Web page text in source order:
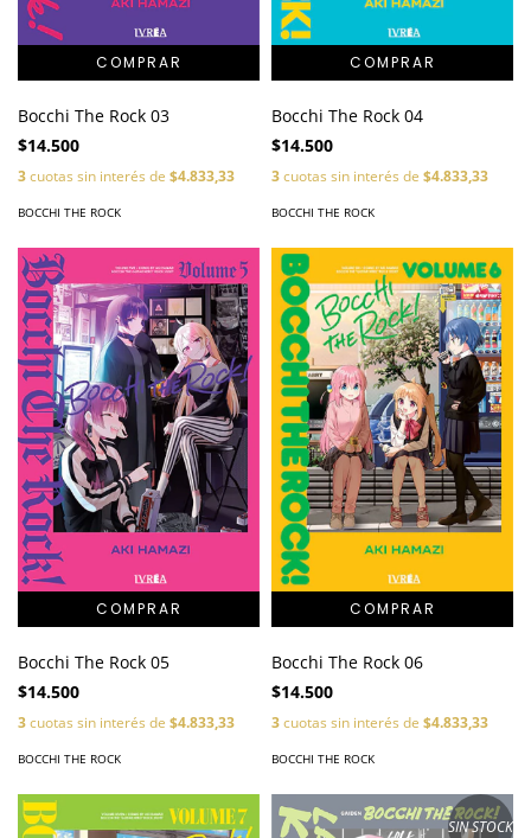
Bocchi The Rock 03
$14.500
3cuotas sin interés de $4.833,33
BOCCHI THE ROCK
Bocchi The Rock 04
$14.500
3cuotas sin interés de $4.833,33
BOCCHI THE ROCK
Bocchi The Rock 05
$14.500
3cuotas sin interés de $4.833,33
BOCCHI THE ROCK
Bocchi The Rock 06
$14.500
3cuotas sin interés de $4.833,33
BOCCHI THE ROCK
SIN STOCK